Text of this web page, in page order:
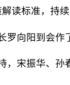
读标准，持
罗向阳到会作
，宋振华、孙